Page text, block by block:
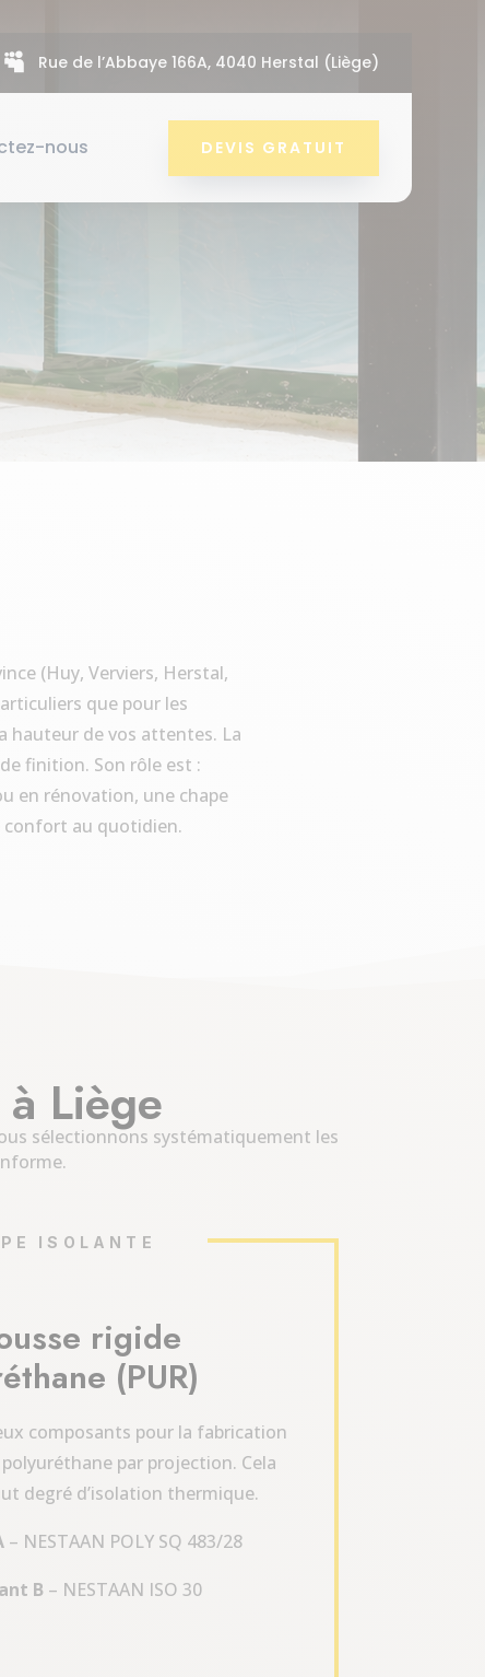
 Rue de l’Abbaye 166A, 4040 Herstal (Liège)
nous DEVIS GRATUIT
(Huy, Verviers, Herstal,
que pour les
hauteur de vos attentes. La
finition. Son rôle est :
en rénovation, une chape
confort au quotidien.
Liège
sélectionnons systématiquement les
ISOLANTE
rigide
(PUR)
composants pour la fabrication
par projection. Cela
degré d’isolation thermique.
– NESTAAN POLY SQ 483/28
B– NESTAAN ISO 30